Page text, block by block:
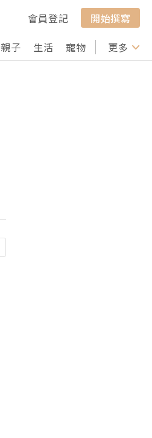
會員登記
開始撰寫
親子 生活 寵物 行山 打卡
更多